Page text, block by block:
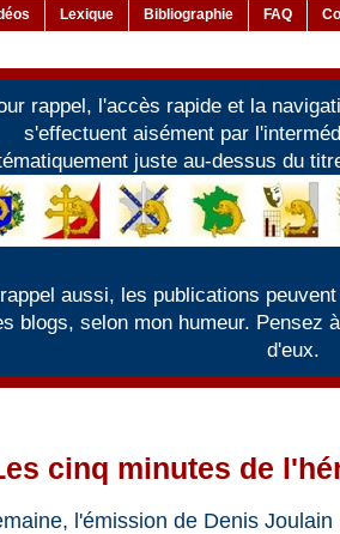
Lexique Bibliographie FAQ
rappel, l'accès rapide et la
s'effectuent aisément par
juste au-dessus du
aussi, les publications
blogs, selon mon humeur. Pensez
d'eux.
cinq minutes de
l'émission de Denis Joulain